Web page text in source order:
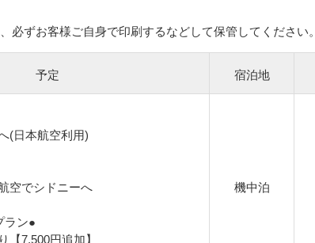
必ずお客様ご自身で印刷するなどして保管してください。
予定 宿泊地
(日本航空利用)
空でシドニーへ
ラン●
【7,500円追加】
機中泊